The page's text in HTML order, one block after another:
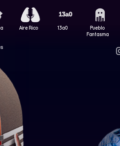
Aire Rico 13a0
Pueblo
Fantasma